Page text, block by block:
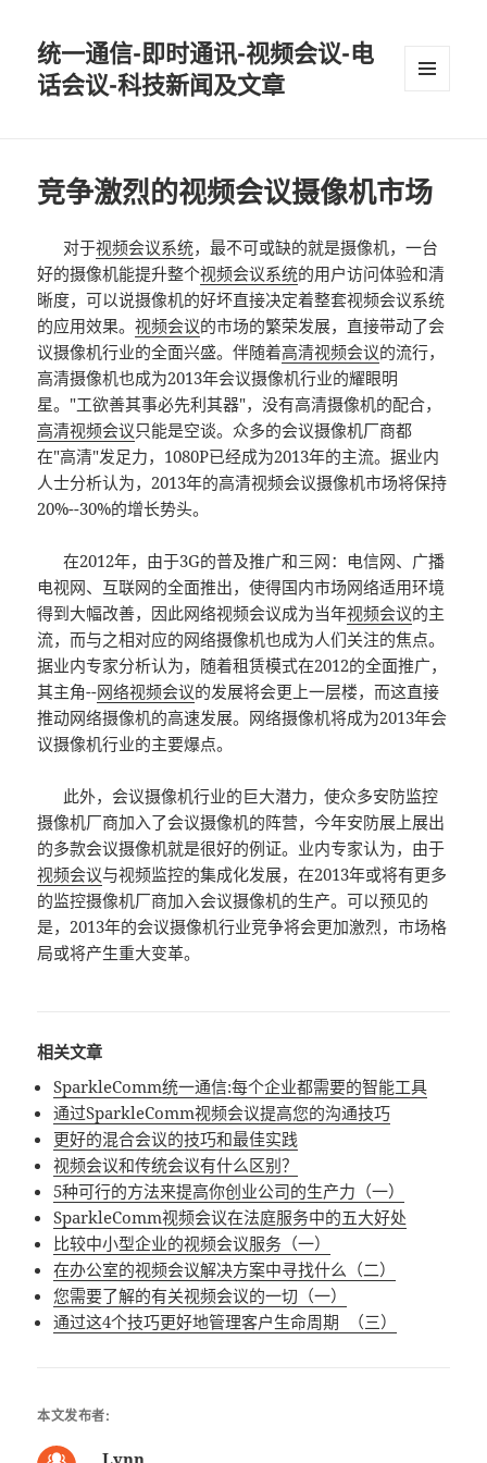
统一通信-即时通讯-视频会议-电
话会议-科技新闻及文章
竞争激烈的视频会议摄像机市场
对于视频会议系统，最不可或缺的就是摄像机，一台
好的摄像机能提升整个视频会议系统的用户访问体验和清
晰度，可以说摄像机的好坏直接决定着整套视频会议系统
的应用效果。视频会议的市场的繁荣发展，直接带动了会
议摄像机行业的全面兴盛。伴随着高清视频会议的流行，
高清摄像机也成为2013年会议摄像机行业的耀眼明
星。"工欲善其事必先利其器"，没有高清摄像机的配合，
高清视频会议只能是空谈。众多的会议摄像机厂商都
在"高清"发足力，1080P已经成为2013年的主流。据业内
人士分析认为，2013年的高清视频会议摄像机市场将保持
20%--30%的增长势头。
在2012年，由于3G的普及推广和三网：电信网、广播
电视网、互联网的全面推出，使得国内市场网络适用环境
得到大幅改善，因此网络视频会议成为当年视频会议的主
流，而与之相对应的网络摄像机也成为人们关注的焦点。
据业内专家分析认为，随着租赁模式在2012的全面推广，
其主角--网络视频会议的发展将会更上一层楼，而这直接
推动网络摄像机的高速发展。网络摄像机将成为2013年会
议摄像机行业的主要爆点。
此外，会议摄像机行业的巨大潜力，使众多安防监控
摄像机厂商加入了会议摄像机的阵营，今年安防展上展出
的多款会议摄像机就是很好的例证。业内专家认为，由于
视频会议与视频监控的集成化发展，在2013年或将有更多
的监控摄像机厂商加入会议摄像机的生产。可以预见的
是，2013年的会议摄像机行业竞争将会更加激烈，市场格
局或将产生重大变革。
相关文章
SparkleComm统一通信:每个企业都需要的智能工具
通过SparkleComm视频会议提高您的沟通技巧
更好的混合会议的技巧和最佳实践
视频会议和传统会议有什么区别？
5种可行的方法来提高你创业公司的生产力（一）
SparkleComm视频会议在法庭服务中的五大好处
比较中小型企业的视频会议服务（一）
在办公室的视频会议解决方案中寻找什么（二）
您需要了解的有关视频会议的一切（一）
通过这4个技巧更好地管理客户生命周期 （三）
本文发布者: